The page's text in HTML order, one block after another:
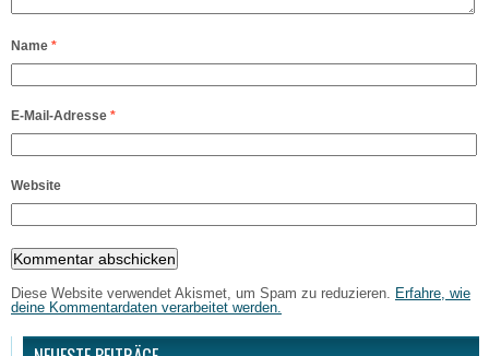
Name *
E-Mail-Adresse *
Website
Diese Website verwendet Akismet, um Spam zu reduzieren. Erfahre, wie
deine Kommentardaten verarbeitet werden.